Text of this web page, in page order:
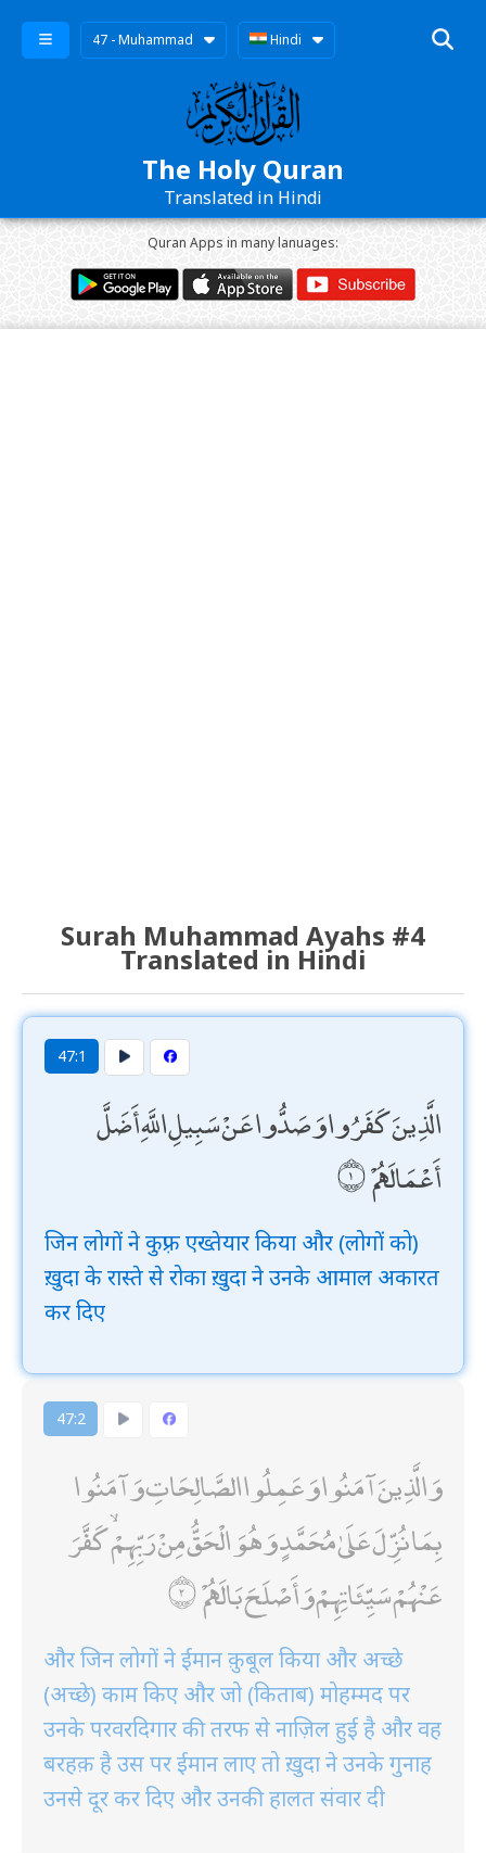
47 - Muhammad Hindi
The Holy Quran
Translated in Hindi
Quran Apps in many lanuages:
Surah Muhammad Ayahs #4
Translated in Hindi
47:1
الَّذِينَ كَفَرُوا وَصَدُّوا عَنْ سَبِيلِ اللَّهِ أَضَلَّ
أَعْمَالَهُمْ
जिन लोगों ने कुफ़्र एख्तेयार किया और (लोगों को)
ख़ुदा के रास्ते से रोका ख़ुदा ने उनके आमाल अकारत
कर दिए
47:2
وَالَّذِينَ آمَنُوا وَعَمِلُوا الصَّالِحَاتِ وَآمَنُوا
بِمَا نُزِّلَ عَلَىٰ مُحَمَّدٍ وَهُوَ الْحَقُّ مِنْ رَبِّهِمْ ۙ كَفَّرَ
عَنْهُمْ سَيِّئَاتِهِمْ وَأَصْلَحَ بَالَهُمْ
और जिन लोगों ने ईमान क़ुबूल किया और अच्छे
(अच्छे) काम किए और जो (किताब) मोहम्मद पर
उनके परवरदिगार की तरफ से नाज़िल हुई है और वह
बरहक़ है उस पर ईमान लाए तो ख़ुदा ने उनके गुनाह
उनसे दूर कर दिए और उनकी हालत संवार दी